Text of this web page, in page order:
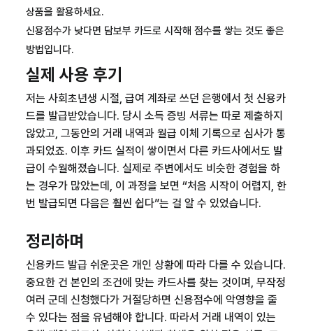
상품을 활용하세요.
신용점수가 낮다면 담보부 카드로 시작해 점수를 쌓는 것도 좋은
방법입니다.
실제 사용 후기
저는 사회초년생 시절, 급여 계좌로 쓰던 은행에서 첫 신용카
드를 발급받았습니다. 당시 소득 증빙 서류는 따로 제출하지
않았고, 그동안의 거래 내역과 월급 이체 기록으로 심사가 통
과되었죠. 이후 카드 실적이 쌓이면서 다른 카드사에서도 발
급이 수월해졌습니다. 실제로 주변에서도 비슷한 경험을 하
는 경우가 많았는데, 이 과정을 보면 “처음 시작이 어렵지, 한
번 발급되면 다음은 훨씬 쉽다”는 걸 알 수 있었습니다.
정리하며
신용카드 발급 쉬운곳은 개인 상황에 따라 다를 수 있습니다.
중요한 건 본인의 조건에 맞는 카드사를 찾는 것이며, 무작정
여러 군데 신청했다가 거절당하면 신용점수에 악영향을 줄
수 있다는 점을 유념해야 합니다. 따라서 거래 내역이 있는